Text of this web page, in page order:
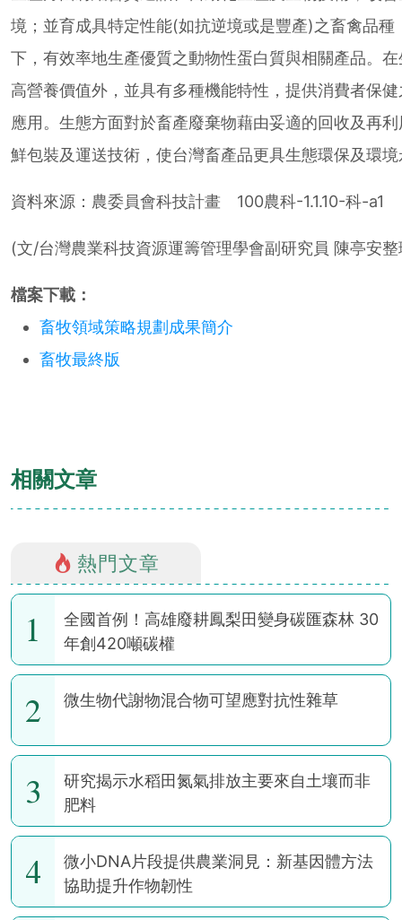
境；並育成具特定性能(如抗逆境或是豐產)之畜禽品種
下，有效率地生產優質之動物性蛋白質與相關產品。
高營養價值外，並具有多種機能特性，提供消費者保
應用。生態方面對於畜產廢棄物藉由妥適的回收及再
鮮包裝及運送技術，使台灣畜產品更具生態環保及環
資料來源：農委員會科技計畫 100農科-1.1.10-科-a1
(文/台灣農業科技資源運籌管理學會副研究員 陳亭安
檔案下載：
畜牧領域策略規劃成果簡介
畜牧最終版
相關文章
熱門文章
1
全國首例！高雄廢耕鳳梨田變身碳匯森林 30
年創420噸碳權
2 微生物代謝物混合物可望應對抗性雜草
3
研究揭示水稻田氮氣排放主要來自土壤而非
肥料
4
微小DNA片段提供農業洞見：新基因體方法
協助提升作物韌性